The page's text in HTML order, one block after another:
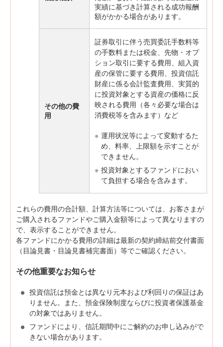
実績に基づき計算される成功報酬
額がかかる場合があります。
その他の費
用
証券取引に伴う売買委託手数料等
の手数料または税金、先物・オプ
ション取引に要する費用、組入資
産の保管に要する費用、投資信託
財産に係る会計監査費用、実質的
に投資対象とする資産の価格に反
映される費用（各々必要な場合は
消費税等を含みます）など
※ 運用状況等によって変動するた
め、料率、上限額を示すことが
できません。
※ 投資対象とするファンドにおい
て負担する場合を含みます。
これらの費用の合計額、計算方法等については、お客さまが
ご購入されるファンドやご購入金額等によって異なりますの
で、表示することができません。
各ファンドにかかる費用の詳細は最新の契約締結前交付書面
（目論見書・目論見書補完書面）等でご確認ください。
その他重要なお知らせ
投資信託は預金とは異なり元本および利回りの保証はあ
りません。また、預金保険制度ならびに投資者保護基金
の対象ではありません。
ファンドにより、信託期間中にご解約のお申し込みがで
きない場合があります。